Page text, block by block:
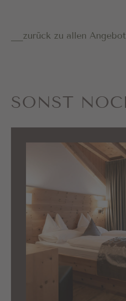
zurück zu allen
SONST